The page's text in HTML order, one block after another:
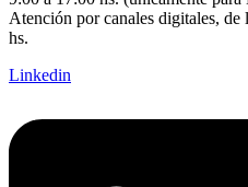
Atención por canales digitales, de
hs.
Linkedin